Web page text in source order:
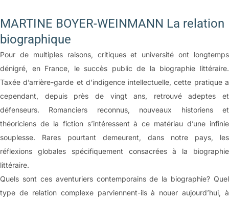
(Huston, Cannone)
Entre les lignes: Annie Ernaux, extérieur nuit
Injonctions contradictoires
Nuala O’Faolain ou la condition quinquagénaire
D’âge en âge: épiphanies,
trous noirs et reverdies
Le gai savoir du vieillir selon Régine Detambel
Petite physique des trous noirs (Rosenthal, Groult)
IV
Athlètes du grand âge et
MARTINE BOYER-WEINMANN La relation
biographique
Pour de multiples raisons, critiques et université ont longtemps
dénigré, en France, le succès public de la biographie littéraire.
Taxée d’arrière-garde et d’indigence intellectuelle, cette pratique a
cependant, depuis près de vingt ans, retrouvé adeptes et
défenseurs. Romanciers reconnus, nouveaux historiens et
théoriciens de la fiction s’intéressent à ce matériau d’une infinie
souplesse. Rares pourtant demeurent, dans notre pays, les
réflexions globales spécifiquement consacrées à la biographie
littéraire.
Quels sont ces aventuriers contemporains de la biographie? Quel
type de relation complexe parviennent-ils à nouer aujourd’hui, à